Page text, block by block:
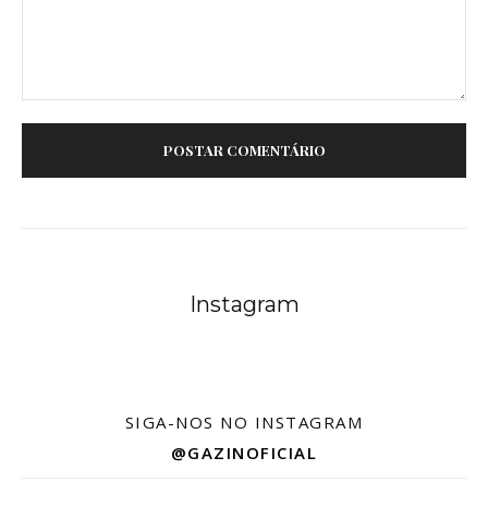
Instagram
SIGA-NOS NO INSTAGRAM
@GAZINOFICIAL